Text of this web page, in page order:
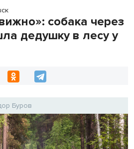
собака через
дедушку в лесу у
Буров